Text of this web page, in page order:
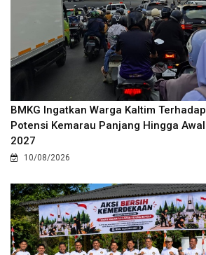
BMKG Ingatkan Warga Kaltim Terhadap
Potensi Kemarau Panjang Hingga Awal
2027
10/08/2026